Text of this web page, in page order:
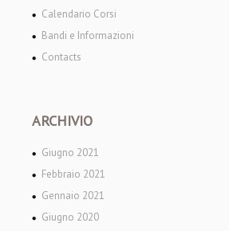
Calendario Corsi
Bandi e Informazioni
Contacts
ARCHIVIO
Giugno 2021
Febbraio 2021
Gennaio 2021
Giugno 2020